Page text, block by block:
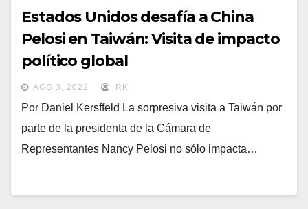
Estados Unidos desafía a China
Pelosi en Taiwán: Visita de impacto
político global
AGO 3, 2022 RK
Por Daniel Kersffeld La sorpresiva visita a Taiwán por
parte de la presidenta de la Cámara de
Representantes Nancy Pelosi no sólo impacta…